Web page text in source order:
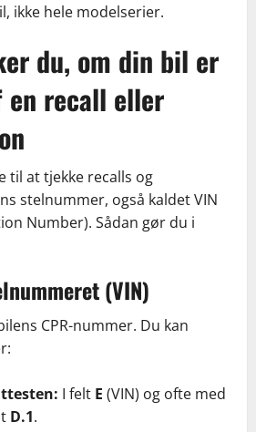
ikke hele modelserier.
du, om din bil er
recall eller
til at tjekke recalls og
stelnummer, også kaldet VIN
Number). Sådan gør du i
(VIN)
CPR-nummer. Du kan
I felt E (VIN) og ofte med
D.1.